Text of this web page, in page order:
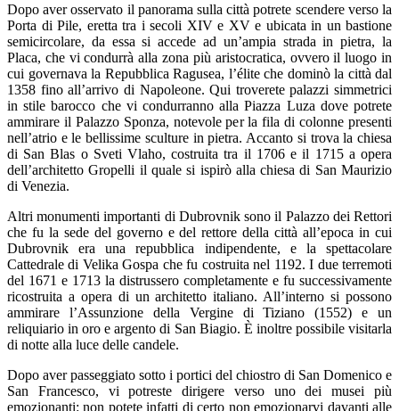
Dopo aver osservato il panorama sulla città potrete scendere verso la
Porta di Pile, eretta tra i secoli XIV e XV e ubicata in un bastione
semicircolare, da essa si accede ad un’ampia strada in pietra, la
Placa, che vi condurrà alla zona più aristocratica, ovvero il luogo in
cui governava la Repubblica Ragusea, l’élite che dominò la città dal
1358 fino all’arrivo di Napoleone. Qui troverete palazzi simmetrici
in stile barocco che vi condurranno alla Piazza Luza dove potrete
ammirare il Palazzo Sponza, notevole per la fila di colonne presenti
nell’atrio e le bellissime sculture in pietra. Accanto si trova la chiesa
di San Blas o Sveti Vlaho, costruita tra il 1706 e il 1715 a opera
dell’architetto Gropelli il quale si ispirò alla chiesa di San Maurizio
di Venezia.
Altri monumenti importanti di Dubrovnik sono il Palazzo dei Rettori
che fu la sede del governo e del rettore della città all’epoca in cui
Dubrovnik era una repubblica indipendente, e la spettacolare
Cattedrale di Velika Gospa che fu costruita nel 1192. I due terremoti
del 1671 e 1713 la distrussero completamente e fu successivamente
ricostruita a opera di un architetto italiano. All’interno si possono
ammirare l’Assunzione della Vergine di Tiziano (1552) e un
reliquiario in oro e argento di San Biagio. È inoltre possibile visitarla
di notte alla luce delle candele.
Dopo aver passeggiato sotto i portici del chiostro di San Domenico e
San Francesco, vi potreste dirigere verso uno dei musei più
emozionanti: non potete infatti di certo non emozionarvi davanti alle